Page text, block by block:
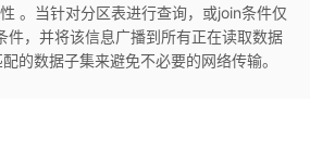
。当针对分区表进行查询，或join条件仅
，并将该信息广播到所有正在读取数据
的数据子集来避免不必要的网络传输。